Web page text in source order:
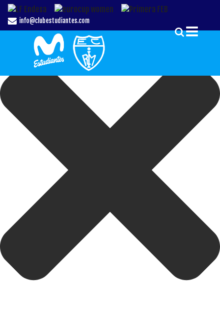
Gestionar el Consentimiento de las Cookies
info@clubestudiantes.com